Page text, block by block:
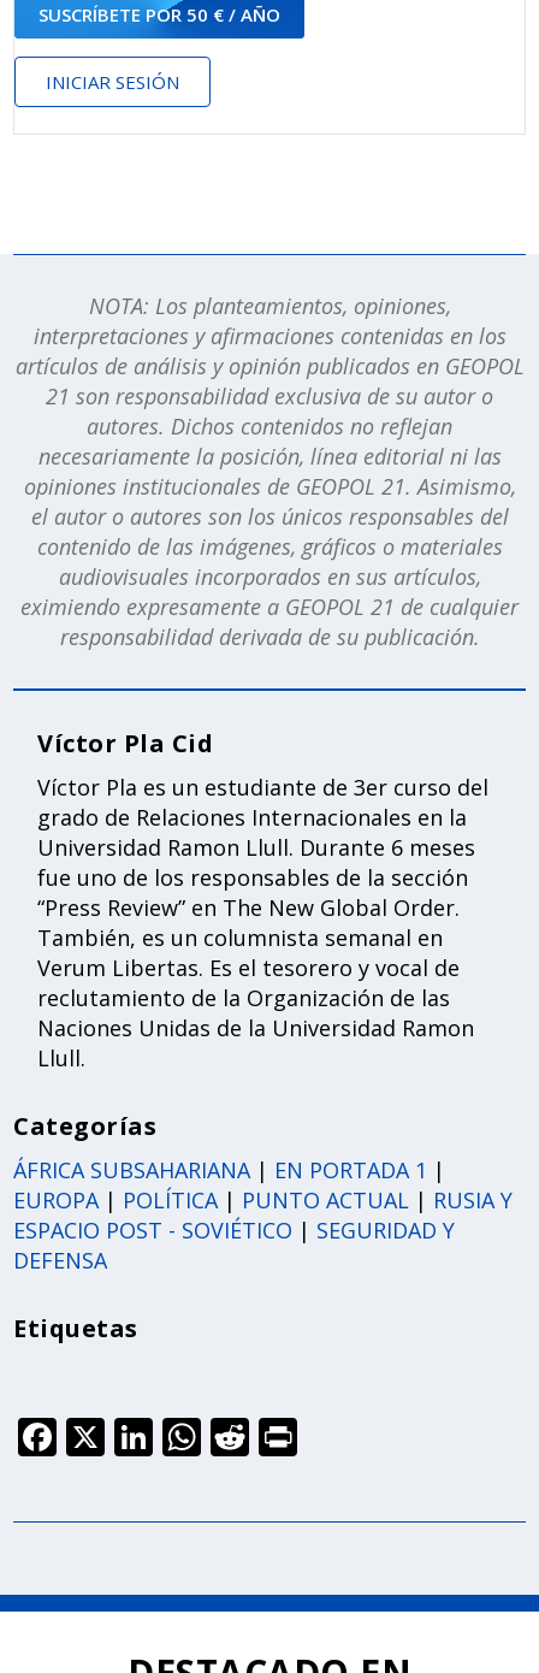
SUSCRÍBETE POR 50 € / AÑO
INICIAR SESIÓN
NOTA: Los planteamientos, opiniones,
interpretaciones y afirmaciones contenidas en los
artículos de análisis y opinión publicados en GEOPOL
21 son responsabilidad exclusiva de su autor o
autores. Dichos contenidos no reflejan
necesariamente la posición, línea editorial ni las
opiniones institucionales de GEOPOL 21. Asimismo,
el autor o autores son los únicos responsables del
contenido de las imágenes, gráficos o materiales
audiovisuales incorporados en sus artículos,
eximiendo expresamente a GEOPOL 21 de cualquier
responsabilidad derivada de su publicación.
Víctor Pla Cid
Víctor Pla es un estudiante de 3er curso del
grado de Relaciones Internacionales en la
Universidad Ramon Llull. Durante 6 meses
fue uno de los responsables de la sección
“Press Review” en The New Global Order.
También, es un columnista semanal en
Verum Libertas. Es el tesorero y vocal de
reclutamiento de la Organización de las
Naciones Unidas de la Universidad Ramon
Llull.
Categorías
ÁFRICA SUBSAHARIANA | EN PORTADA 1 |
EUROPA | POLÍTICA | PUNTO ACTUAL | RUSIA Y
ESPACIO POST - SOVIÉTICO | SEGURIDAD Y
DEFENSA
Etiquetas
F
e
o
o
X Li
k
dI
n
W
at
A
p
R
d
t
t